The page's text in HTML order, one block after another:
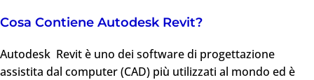
Cosa Contiene Autodesk Revit?
Autodesk Revit è uno dei software di progettazione
assistita dal computer (CAD) più utilizzati al mondo ed è